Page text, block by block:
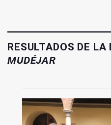
RESULTADOS DE LA
MUDÉJAR